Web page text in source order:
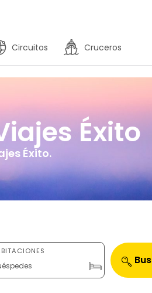
Circuitos Cruceros
Éxito
Éxito.